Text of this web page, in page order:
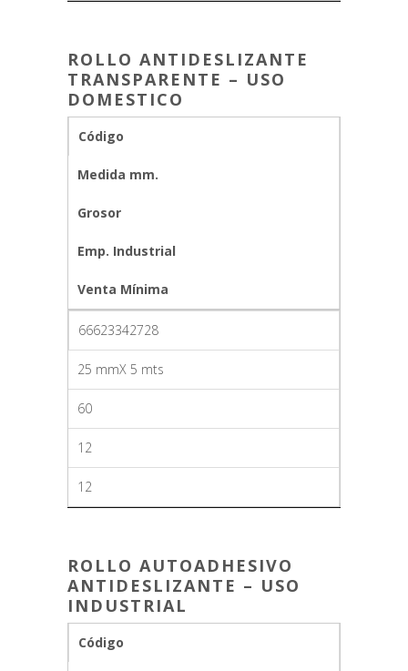
ROLLO ANTIDESLIZANTE
TRANSPARENTE – USO
DOMESTICO
Código
Medida mm.
Grosor
Emp. Industrial
Venta Mínima
66623342728
25 mmX 5 mts
60
12
12
ROLLO AUTOADHESIVO
ANTIDESLIZANTE – USO
INDUSTRIAL
Código